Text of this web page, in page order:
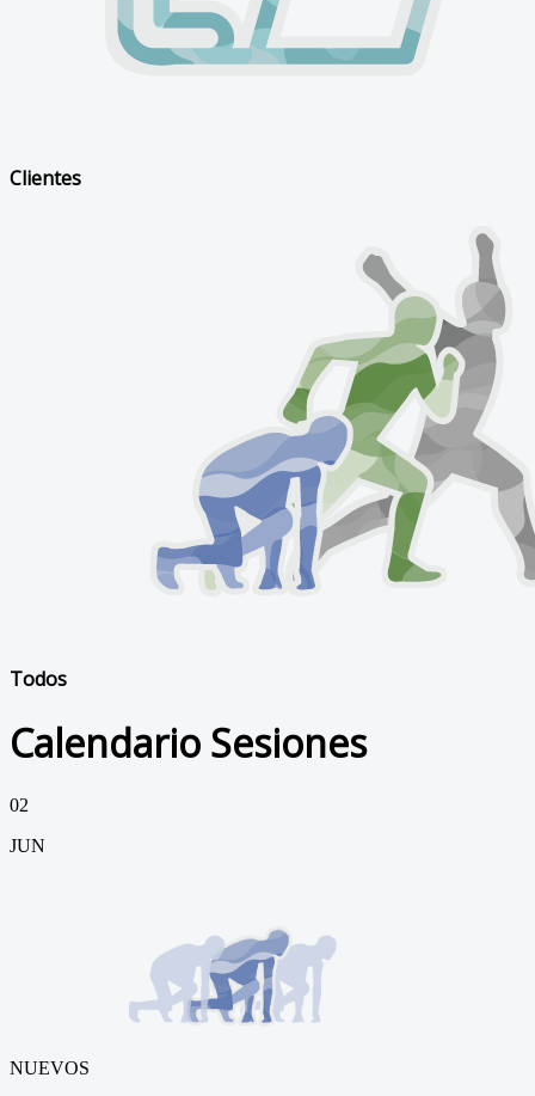
Clientes
Todos
Calendario Sesiones
02
JUN
NUEVOS